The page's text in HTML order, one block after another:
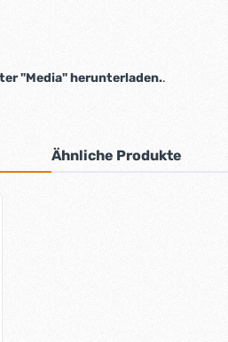
"Media" herunterladen..
Ähnliche Produkte